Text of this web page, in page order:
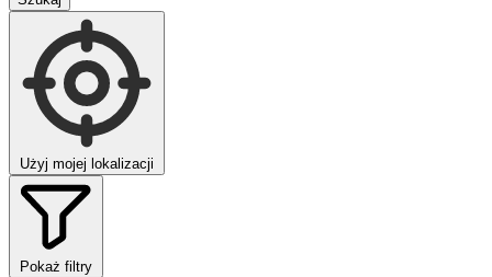
Użyj mojej lokalizacji
Pokaż filtry